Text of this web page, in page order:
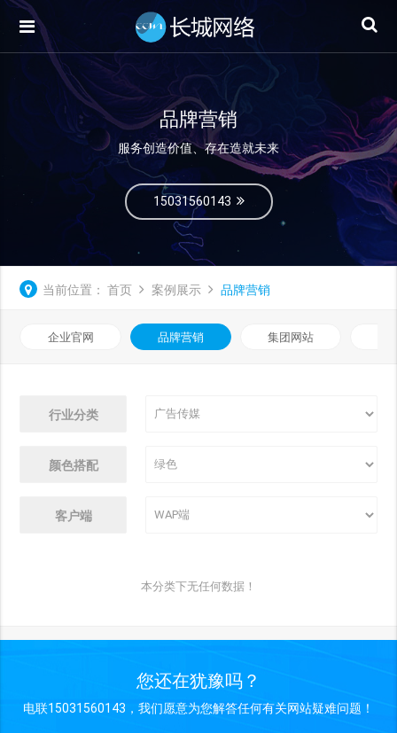
品牌营销
服务创造价值、存在造就未来
15031560143
当前位置： 首页 案例展示 品牌营销
企业官网 品牌营销 集团网站
行业分类
颜色搭配
客户端
本分类下无任何数据！
您还在犹豫吗？
电联15031560143，我们愿意为您解答任何有关网站疑难问题！